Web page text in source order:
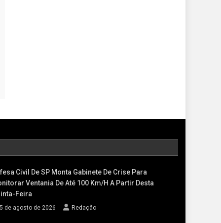
Civil De SP Monta Gabinete De Crise Para
Ventania De Até 100 Km/h A Partir Desta
Feira
de agosto de 2026 Redação